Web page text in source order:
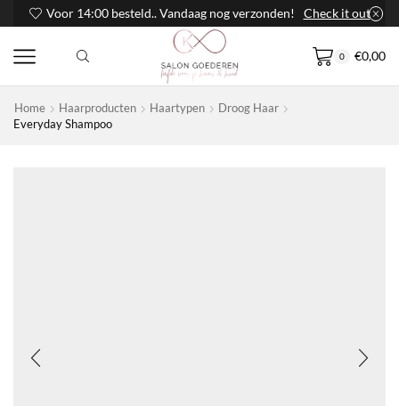
Voor 14:00 besteld.. Vandaag nog verzonden! Check it out
0 €0,00
Home Haarproducten Haartypen
Droog Haar
Everyday Shampoo